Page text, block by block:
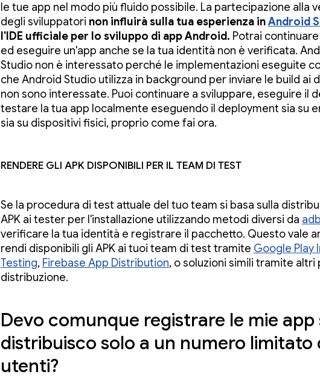
le tue app nel modo più fluido possibile. La partecipazione alla
degli sviluppatori non influirà sulla tua esperienza inAndroid
l'IDE ufficiale per lo sviluppo di app Android. Potrai
ed eseguire un'app anche se la tua identità non è verificata.
Studio non è interessato perché le implementazioni eseguite
che Android Studio utilizza in background per inviare le build ai
non sono interessate. Puoi continuare a sviluppare, eseguire il
testare la tua app localmente eseguendo il deployment sia su
sia su dispositivi fisici, proprio come fai ora.
Rendere gli APK disponibili per il team di test
Se la procedura di test attuale del tuo team si basa sulla
APK ai tester per l'installazione utilizzando metodi diversi da adb
verificare la tua identità e registrare il pacchetto. Questo vale
rendi disponibili gli APK ai tuoi team di test tramite Google Play
Testing, Firebase App Distribution, o soluzioni simili tramite altri
distribuzione.
Devo comunque registrare le mie app
distribuisco solo a un numero limitato
utenti?